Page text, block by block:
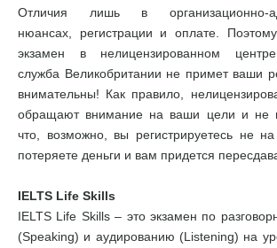
Отличия лишь в организационно-
нюансах, регистрации и оплате.
экзамен в нелицензированном
служба Великобритании не примет ваши
внимательны! Как правило,
обращают внимание на ваши цели и не
что, возможно, вы регистрируетесь не
потеряете деньги и вам придется
IELTS Life Skills
IELTS Life Skills – это экзамен по
(Speaking) и аудированию (Listening) на